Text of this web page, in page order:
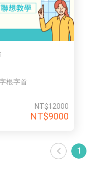
根字首
NT$12000
NT$9000
1